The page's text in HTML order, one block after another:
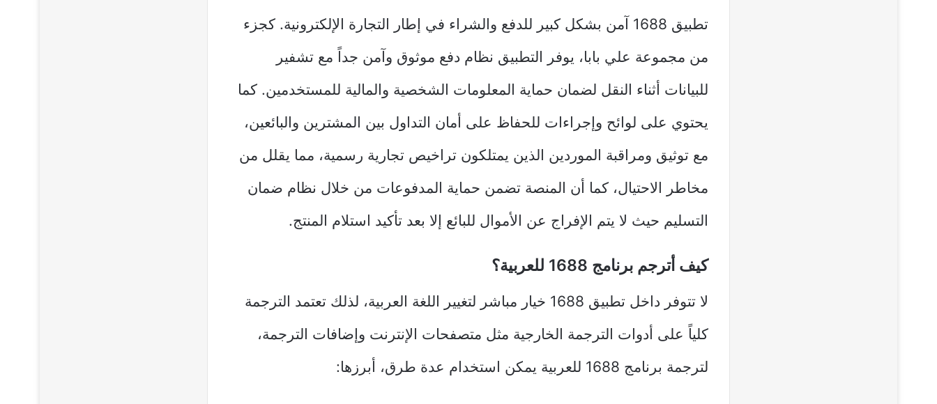
تطبيق 1688 آمن بشكل كبير للدفع والشراء في إطار التجارة الإلكترونية. كجزء
من مجموعة علي بابا، يوفر التطبيق نظام دفع موثوق وآمن جداً مع تشفير
للبيانات أثناء النقل لضمان حماية المعلومات الشخصية والمالية للمستخدمين. كما
يحتوي على لوائح وإجراءات للحفاظ على أمان التداول بين المشترين والبائعين،
مع توثيق ومراقبة الموردين الذين يمتلكون تراخيص تجارية رسمية، مما يقلل من
مخاطر الاحتيال، كما أن المنصة تضمن حماية المدفوعات من خلال نظام ضمان
التسليم حيث لا يتم الإفراج عن الأموال للبائع إلا بعد تأكيد استلام المنتج.
كيف أترجم برنامج 1688 للعربية؟
لا تتوفر داخل تطبيق 1688 خيار مباشر لتغيير اللغة العربية، لذلك تعتمد الترجمة
كلياً على أدوات الترجمة الخارجية مثل متصفحات الإنترنت وإضافات الترجمة،
لترجمة برنامج 1688 للعربية يمكن استخدام عدة طرق، أبرزها: